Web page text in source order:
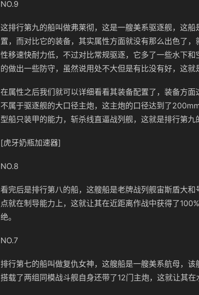
NO.9
这排行第九的船叫做弗莱彻，这是一艘美系驱逐舰，这
置，而对比它的装备，其实属性方面就没有那么出色了
性移速快耐力低，不过对比常规驱逐，它多了一些水下
的做出一些防守，虽然说用处不大但是有比没有好，这就
在属性之后我们就可以详细看看其装备配置了，装备方
不属于驱逐舰的大口径主炮，这主炮的口径达到了
型船只装甲的能力，斩杀线直逼战列舰，这就是排行第九
[虎牙奶瓶加速器]
NO.8
看完后是排行第八的船，这艘船是老牌战列舰宙斯盾大
点就在制导能力上，这就让其在近距离作战中获得了
绝。
NO.7
排行第七的船叫做复仇女神，这艘船是一艘美系航母，
搭载了两组同模战斗舰自身还带了12门主炮，这就让其在